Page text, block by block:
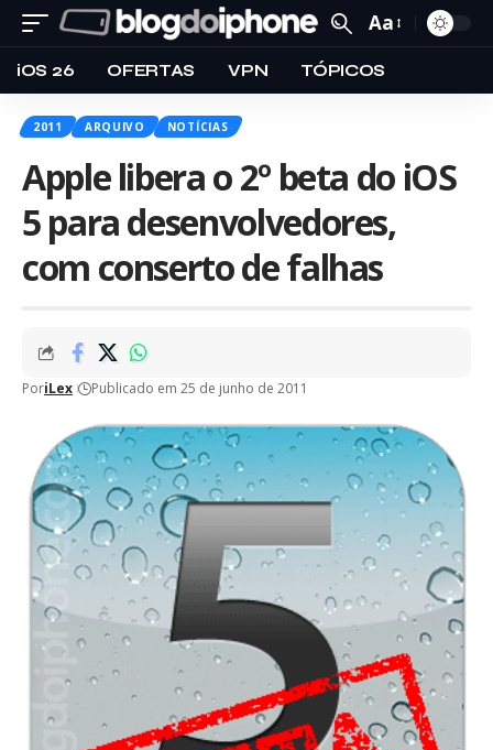
Aa
iOS 26 OFERTAS VPN TÓPICOS
2011 ARQUIVO NOTÍCIAS
Apple libera o 2º beta do iOS
5 para desenvolvedores,
com conserto de falhas
PoriLex Publicado em 25 de junho de 2011